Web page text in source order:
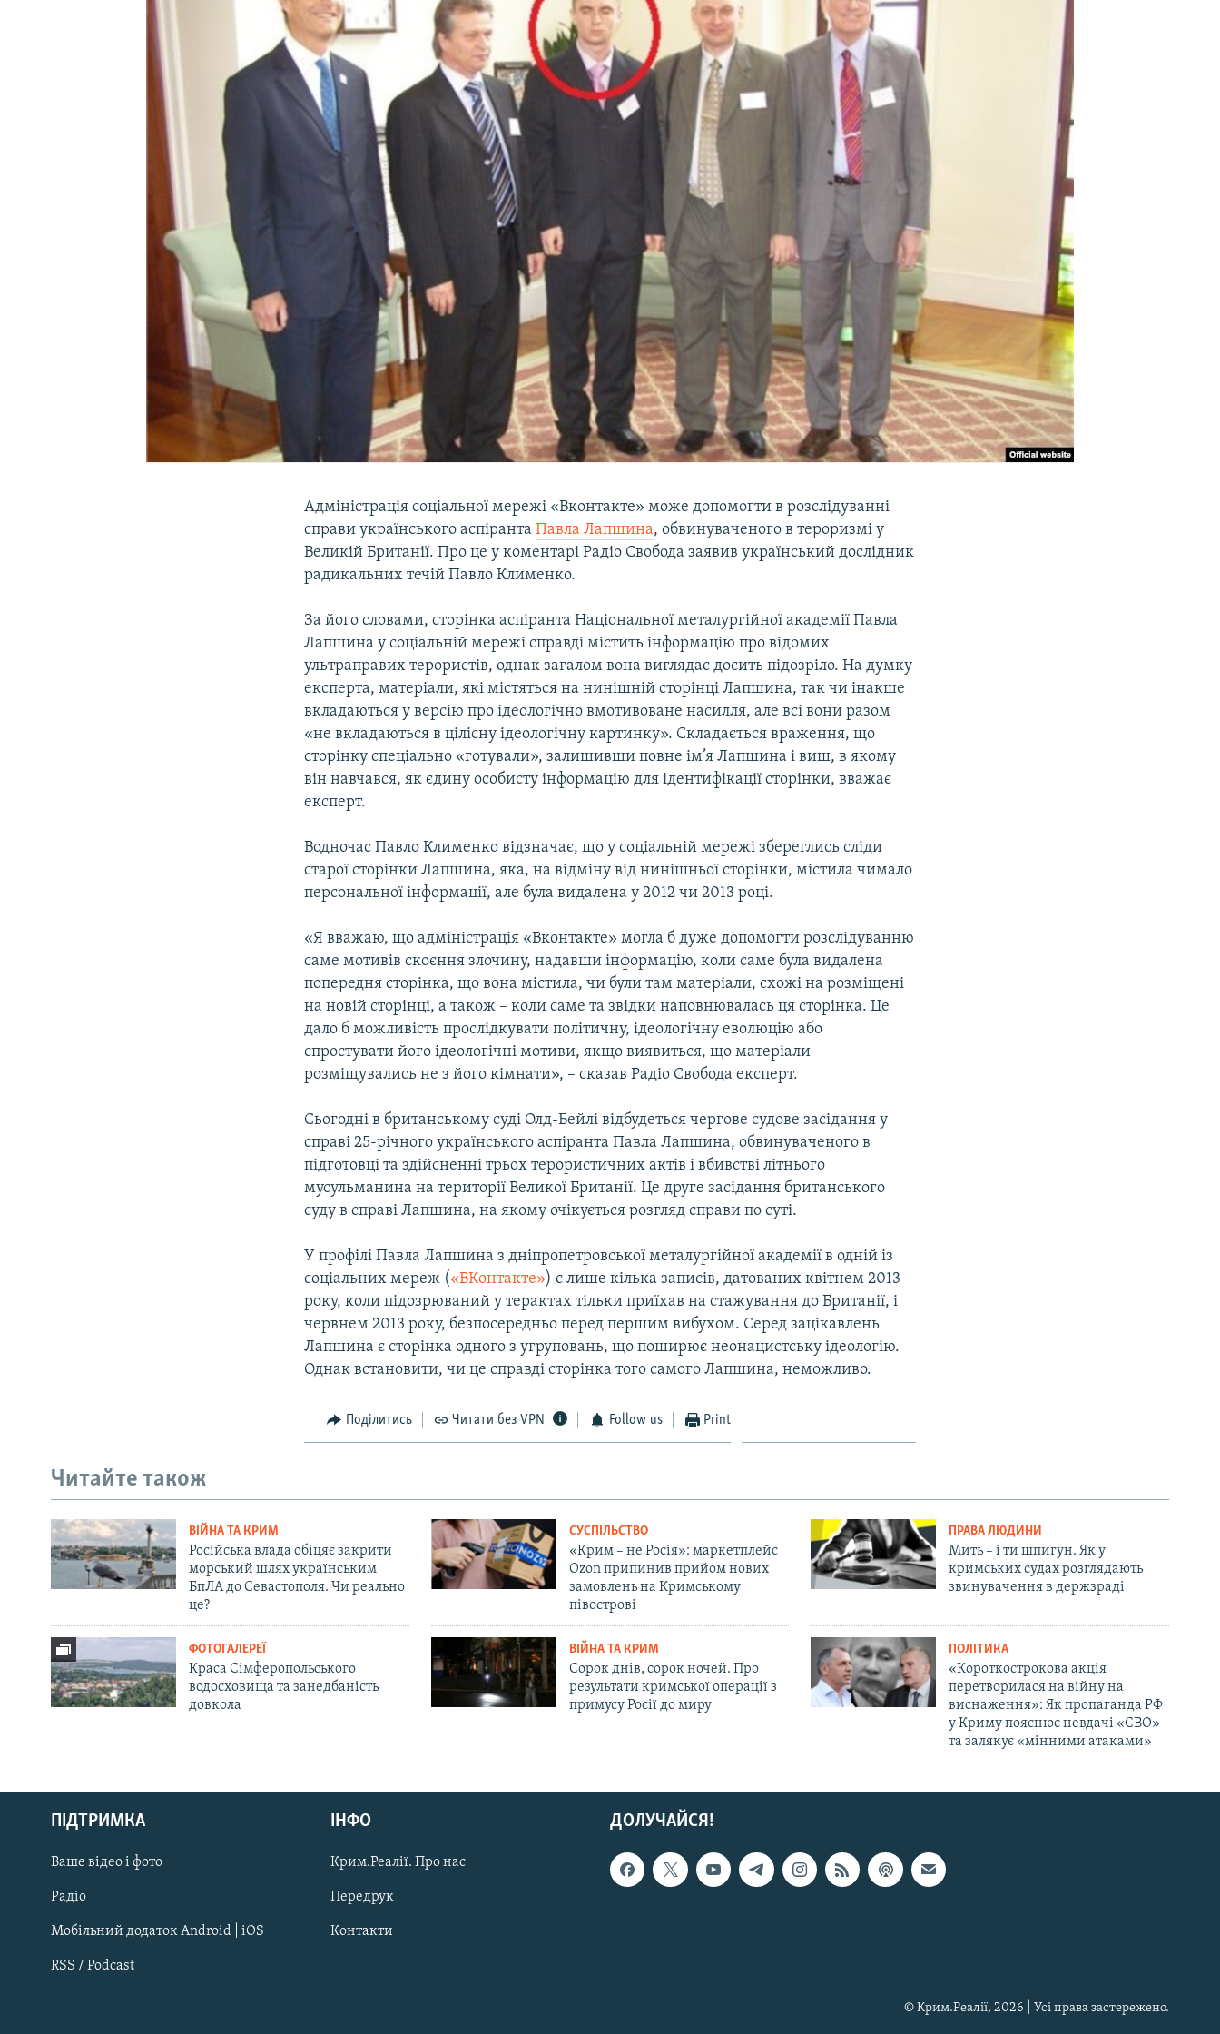
УКРАЇНСЬКА ПРОБЛЕМА КРИМУ
Русский
Qırımtatar
ДОЛУЧАЙСЯ!
Адміністрація соціальної мережі «Вконтакте» може допомогти в розслідуванні
справи українського аспірантаПавла Лапшина, обвинуваченого в тероризмі у
Великій Британії. Про це у коментарі Радіо Свобода заявив український дослідник
радикальних течій Павло Клименко.
За його словами, сторінка аспіранта Національної металургійної академії Павла
Лапшина у соціальній мережі справді містить інформацію про відомих
ультраправих терористів, однак загалом вона виглядає досить підозріло. На думку
експерта, матеріали, які містяться на нинішній сторінці Лапшина, так чи інакше
вкладаються у версію про ідеологічно вмотивоване насилля, але всі вони разом
«не вкладаються в цілісну ідеологічну картинку». Складається враження, що
сторінку спеціально «готували», залишивши повне ім’я Лапшина і виш, в якому
він навчався, як єдину особисту інформацію для ідентифікації сторінки, вважає
експерт.
Водночас Павло Клименко відзначає, що у соціальній мережі збереглись сліди
старої сторінки Лапшина, яка, на відміну від нинішньої сторінки, містила чимало
персональної інформації, але була видалена у 2012 чи 2013 році.
«Я вважаю, що адміністрація «Вконтакте» могла б дуже допомогти розслідуванню
саме мотивів скоєння злочину, надавши інформацію, коли саме була видалена
попередня сторінка, що вона містила, чи були там матеріали, схожі на розміщені
на новій сторінці, а також – коли саме та звідки наповнювалась ця сторінка. Це
дало б можливість прослідкувати політичну, ідеологічну еволюцію або
спростувати його ідеологічні мотиви, якщо виявиться, що матеріали
розміщувались не з його кімнати», – сказав Радіо Свобода експерт.
Сьогодні в британському суді Олд-Бейлі відбудеться чергове судове засідання у
справі 25-річного українського аспіранта Павла Лапшина, обвинуваченого в
підготовці та здійсненні трьох терористичних актів і вбивстві літнього
мусульманина на території Великої Британії. Це друге засідання британського
суду в справі Лапшина, на якому очікується розгляд справи по суті.
У профілі Павла Лапшина з дніпропетровської металургійної академії в одній із
соціальних мереж («ВКонтакте») є лише кілька записів, датованих квітнем 2013
року, коли підозрюваний у терактах тільки приїхав на стажування до Британії, і
червнем 2013 року, безпосередньо перед першим вибухом. Серед зацікавлень
Лапшина є сторінка одного з угруповань, що поширює неонацистську ідеологію.
Однак встановити, чи це справді сторінка того самого Лапшина, неможливо.
Поділитись Читати без VPN Follow us Print
Читайте також
ВІЙНА ТА КРИМ
Російська влада обіцяє закрити
морський шлях українським
БпЛА до Севастополя. Чи реально
це?
СУСПІЛЬСТВО
«Крим – не Росія»: маркетплейс
Ozon припинив прийом нових
замовлень на Кримському
півострові
ПРАВА ЛЮДИНИ
Мить – і ти шпигун. Як у
кримських судах розглядають
звинувачення в держзраді
ФОТОГАЛЕРЕЇ
Краса Сімферопольського
водосховища та занедбаність
довкола
ВІЙНА ТА КРИМ
Сорок днів, сорок ночей. Про
результати кримської операції з
примусу Росії до миру
ПОЛІТИКА
«Короткострокова акція
перетворилася на війну на
виснаження»: Як пропаганда РФ
у Криму пояснює невдачі «СВО»
та залякує «мінними атаками»
ДОЛУЧАЙСЯ!
ПІДТРИМКА
Ваше відео і фото
Радіо
Мобільний додаток Android | iOS
RSS / Podcast
ІНФО
Крим.Реалії. Про нас
Передрук
Контакти
© Крим.Реалії, 2026 | Усі права застережено.